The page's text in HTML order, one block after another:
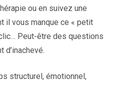
ou en suivez une
il vous manque ce « petit
Peut-être des questions
d’inachevé.
structurel, émotionnel,